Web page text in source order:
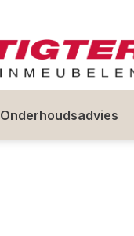
Onderhoudsadvies